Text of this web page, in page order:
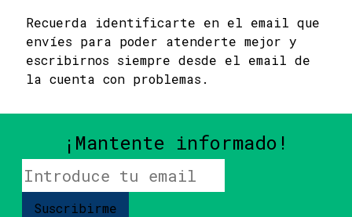
Recuerda identificarte en el email que
envíes para poder atenderte mejor y
escribirnos siempre desde el email de
la cuenta con problemas.
¡Mantente informado!
Suscribirme